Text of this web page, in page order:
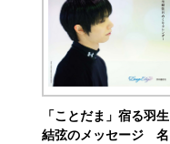
「ことだま」宿る羽生
結弦のメッセージ 名